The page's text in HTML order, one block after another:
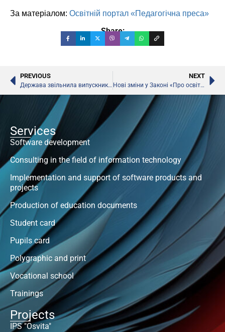
За матеріалом: Освітній портал «Педагогічна преса»
Share:
PREVIOUS
Держава звільнила випускників вишів-бюджетників від обов’язкового відпрацювання
NEXT
Нові зміни у Законі «Про освіту»
Services
Software development
Consulting in the field of information technology
Implementation and support of software products and
projects
Production of education documents
Student card
Pupils card
Polygraphic and print
Vocational school
Trainings
Projects
IPS "Osvita"